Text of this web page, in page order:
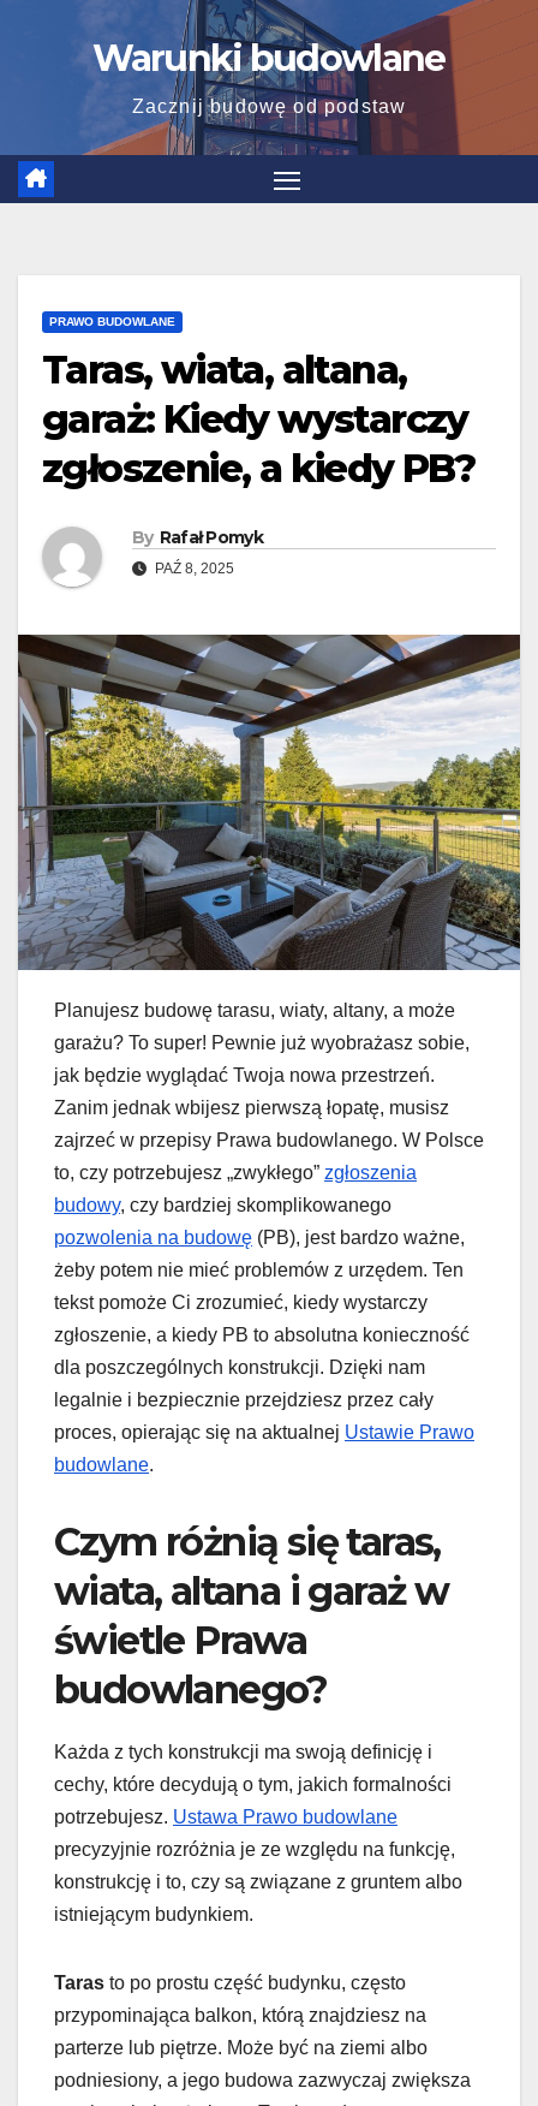
Warunki budowlane
Zacznij budowę od podstaw
PRAWO BUDOWLANE
Taras, wiata, altana,
garaż: Kiedy wystarczy
zgłoszenie, a kiedy PB?
By Rafał Pomyk
PAŹ 8, 2025
Planujesz budowę tarasu, wiaty, altany, a może
garażu? To super! Pewnie już wyobrażasz sobie,
jak będzie wyglądać Twoja nowa przestrzeń.
Zanim jednak wbijesz pierwszą łopatę, musisz
zajrzeć w przepisy Prawa budowlanego. W Polsce
to, czy potrzebujesz „zwykłego” zgłoszenia
budowy, czy bardziej skomplikowanego
pozwolenia na budowę (PB), jest bardzo ważne,
żeby potem nie mieć problemów z urzędem. Ten
tekst pomoże Ci zrozumieć, kiedy wystarczy
zgłoszenie, a kiedy PB to absolutna konieczność
dla poszczególnych konstrukcji. Dzięki nam
legalnie i bezpiecznie przejdziesz przez cały
proces, opierając się na aktualnej Ustawie Prawo
budowlane.
Czym różnią się taras,
wiata, altana i garaż w
świetle Prawa
budowlanego?
Każda z tych konstrukcji ma swoją definicję i
cechy, które decydują o tym, jakich formalności
potrzebujesz. Ustawa Prawo budowlane
precyzyjnie rozróżnia je ze względu na funkcję,
konstrukcję i to, czy są związane z gruntem albo
istniejącym budynkiem.
Taras to po prostu część budynku, często
przypominająca balkon, którą znajdziesz na
parterze lub piętrze. Może być na ziemi albo
podniesiony, a jego budowa zazwyczaj zwiększa